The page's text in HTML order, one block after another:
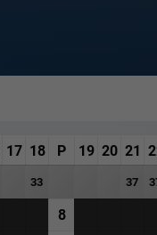
17 18 P 19 20 21
33 37
8